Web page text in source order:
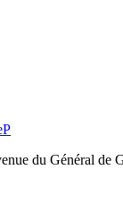
du Général de